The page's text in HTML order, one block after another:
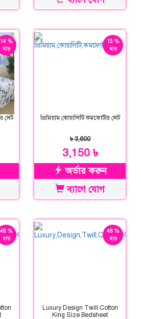
14 %
ছাড়
সেট
13 %
ছাড়
প্রিমিয়াম কোয়ালিটি কমফোর্টার সেট
৳ 3,600
3,150 ৳
অর্ডার করুন
ব্যাগে যোগ
48 %
ছাড়
48 %
ছাড়
Luxury Design Twill Cotton
King Size Bedsheet